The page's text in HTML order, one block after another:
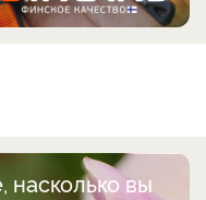
насколько вы